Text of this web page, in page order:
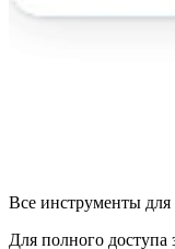
Все инструменты для
Для полного доступа